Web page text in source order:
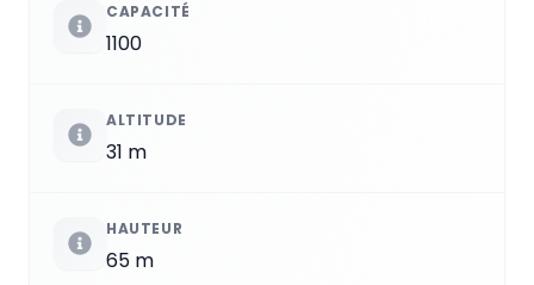
CAPACITÉ
1100
ALTITUDE
31 m
HAUTEUR
65 m